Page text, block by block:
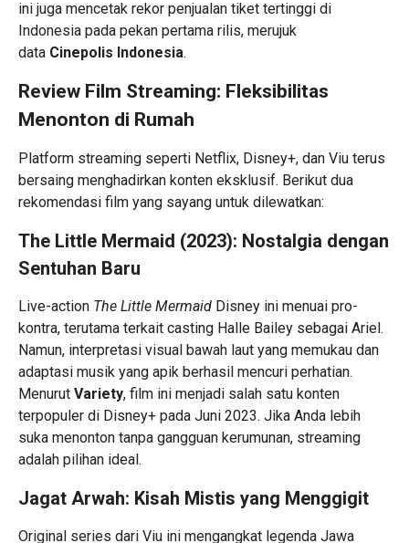
ini juga mencetak rekor penjualan tiket tertinggi di
Indonesia pada pekan pertama rilis, merujuk
data Cinepolis Indonesia.
Review Film Streaming: Fleksibilitas
Menonton di Rumah
Platform streaming seperti Netflix, Disney+, dan Viu terus
bersaing menghadirkan konten eksklusif. Berikut dua
rekomendasi film yang sayang untuk dilewatkan:
The Little Mermaid (2023): Nostalgia dengan
Sentuhan Baru
Live-action The Little Mermaid Disney ini menuai pro-
kontra, terutama terkait casting Halle Bailey sebagai Ariel.
Namun, interpretasi visual bawah laut yang memukau dan
adaptasi musik yang apik berhasil mencuri perhatian.
Menurut Variety, film ini menjadi salah satu konten
terpopuler di Disney+ pada Juni 2023. Jika Anda lebih
suka menonton tanpa gangguan kerumunan, streaming
adalah pilihan ideal.
Jagat Arwah: Kisah Mistis yang Menggigit
Original series dari Viu ini mengangkat legenda Jawa